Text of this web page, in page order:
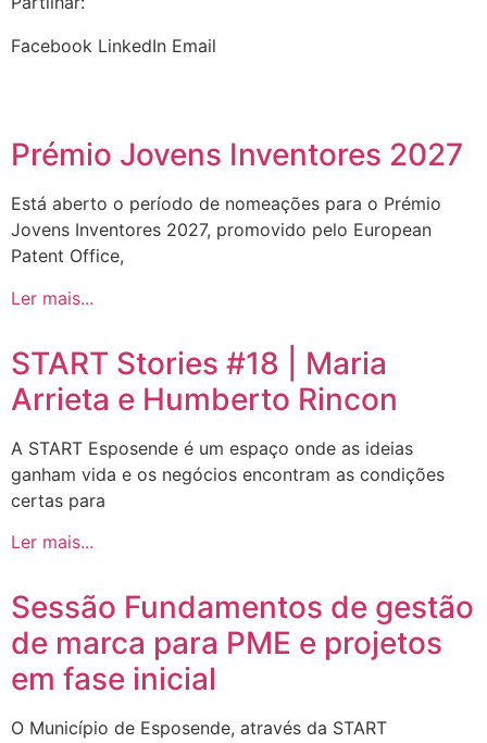
Facebook LinkedIn Email
Prémio Jovens Inventores 2027
Está aberto o período de nomeações para o Prémio
Jovens Inventores 2027, promovido pelo European
Patent Office,
Ler mais...
START Stories #18 | Maria
Arrieta e Humberto Rincon
A START Esposende é um espaço onde as ideias
ganham vida e os negócios encontram as condições
certas para
Ler mais...
Sessão Fundamentos de gestão
de marca para PME e projetos
em fase inicial
O Município de Esposende, através da START